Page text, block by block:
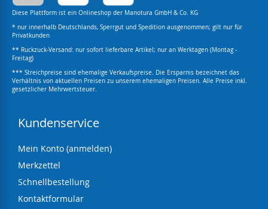
Diese Plattform ist ein Onlineshop der Manotura GmbH & Co. KG
* nur innerhalb Deutschlands, Sperrgut und Spedition ausgenommen; gilt nur für
Privatkunden
** Ruckzuck-Versand: nur sofort lieferbare Artikel; nur an Werktagen (Montag -
Freitag)
*** Streichpreise sind ehemalige Verkaufspreise. Die Ersparnis bezeichnet das
Verhältnis von aktuellen Preisen zu unserem ehemaligen Preisen. Alle Preise inkl.
gesetzlicher Mehrwertsteuer.
Kundenservice
Mein Konto (anmelden)
Merkzettel
Schnellbestellung
Kontaktformular